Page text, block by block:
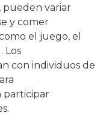
, pueden variar
y comer
el juego, el
Los
con individuos de
participar